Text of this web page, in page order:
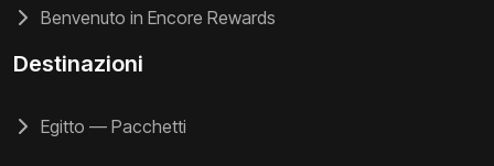
Benvenuto in Encore Rewards
Destinazioni
Egitto — Pacchetti